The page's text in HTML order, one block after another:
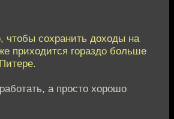
чтобы сохранить доходы на
приходится гораздо больше
а просто хорошо